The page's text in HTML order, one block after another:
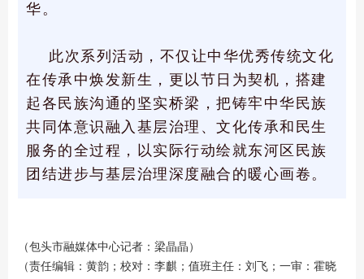
华。
此次系列活动，不仅让中华优秀传统文化
在传承中焕发新生，更以节日为契机，搭建
起各民族沟通的坚实桥梁，把铸牢中华民族
共同体意识融入基层治理、文化传承和民生
服务的全过程，以实际行动绘就东河区民族
团结进步与基层治理深度融合的暖心画卷。
（包头市融媒体中心记者：梁晶晶）
（责任编辑：黄韵；校对：李麒；值班主任：刘飞；一审：霍晓